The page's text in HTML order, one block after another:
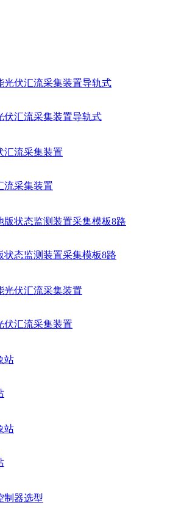
伏汇流采集装置导轨式
流采集装置
状态监测装置采集模板8路
伏汇流采集装置